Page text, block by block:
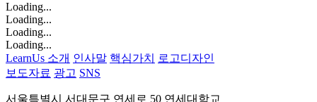
Loading...
Loading...
Loading...
Loading...
LearnUs 소개 인사말 핵심가치
로고디자인
보도자료 광고 SNS
서울특별시 서대문구 연세로 50 연세대학교